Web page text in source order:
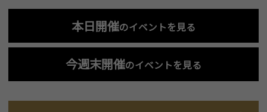
本日開催のイベントを見る
今週末開催のイベントを見る